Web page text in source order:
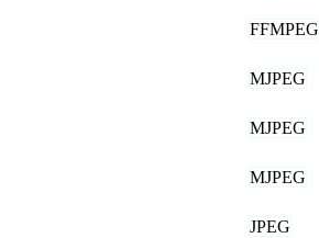
FFMPEG
MJPEG
MJPEG
MJPEG
JPEG